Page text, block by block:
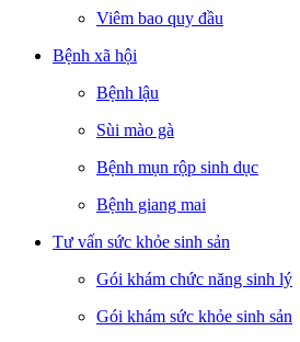
Viêm bao quy đầu
Bệnh xã hội
Bệnh lậu
Sùi mào gà
Bệnh mụn rộp sinh dục
Bệnh giang mai
Tư vấn sức khỏe sinh sản
Gói khám chức năng sinh lý
Gói khám sức khỏe sinh sản